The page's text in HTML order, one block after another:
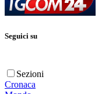
Seguici su
Sezioni
Cronaca